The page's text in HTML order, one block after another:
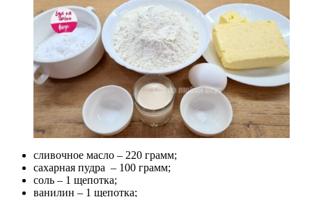
сливочное масло – 220 грамм;
сахарная пудра – 100 грамм;
соль – 1 щепотка;
ванилин – 1 щепотка;